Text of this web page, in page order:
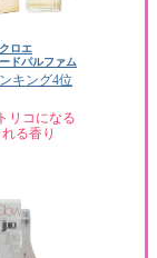
クロエ
ドパルファム
キング4位
リコになる
る香り